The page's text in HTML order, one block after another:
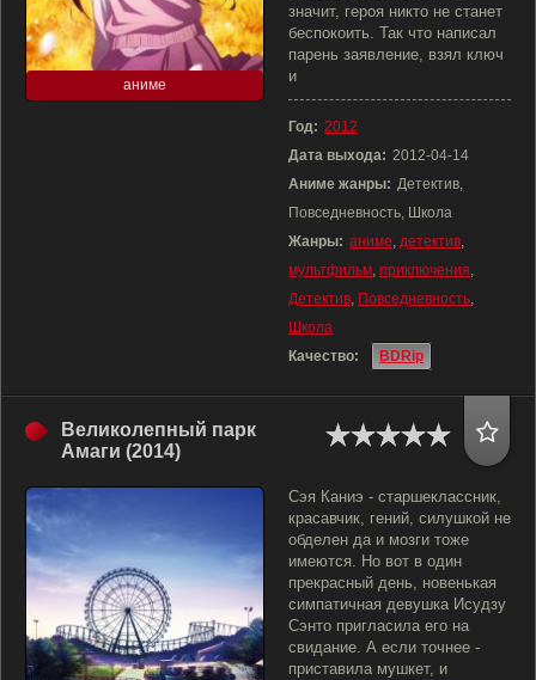
аниме
значит, героя никто не станет
беспокоить. Так что написал
парень заявление, взял ключ
и
Год: 2012
Дата выхода: 2012-04-14
Аниме жанры: Детектив,
Повседневность, Школа
Жанры: аниме, детектив,
мультфильм, приключения,
Детектив, Повседневность,
Школа
Качество:
BDRip
Великолепный парк
Амаги (2014)
Сэя Каниэ - старшеклассник,
красавчик, гений, силушкой не
обделен да и мозги тоже
имеются. Но вот в один
прекрасный день, новенькая
симпатичная девушка Исудзу
Сэнто пригласила его на
свидание. А если точнее -
приставила мушкет, и